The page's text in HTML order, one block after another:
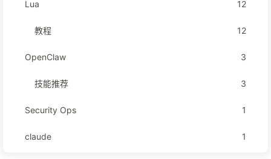
Lua 12
教程 12
OpenClaw 3
技能推荐 3
Security Ops 1
claude 1